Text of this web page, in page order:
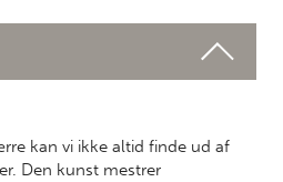
kan vi ikke altid finde ud af
Den kunst mestrer